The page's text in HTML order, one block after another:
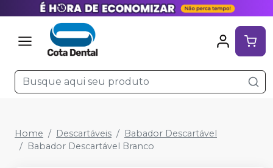
Home Descartáveis
Babador Descartável
Babador Descartável Branco